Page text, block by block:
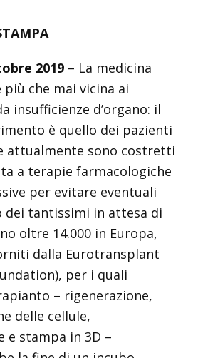
2019– La medicina
che mai vicina ai
insufficienze d’organo: il
è quello dei pazienti
attualmente sono costretti
a terapie farmacologiche
per evitare eventuali
dei tantissimi in attesa di
oltre 14.000 in Europa,
dalla Eurotransplant
per i quali
– rigenerazione,
delle cellule,
e stampa in 3D –